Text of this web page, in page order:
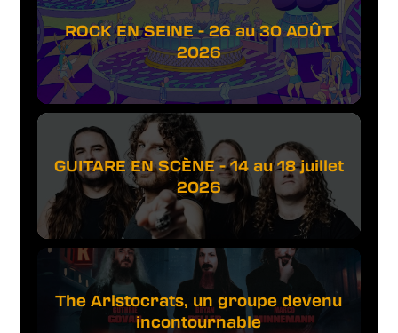
ROCK EN SEINE - 26 au 30 AOÛT
2026
GUITARE EN SCÈNE - 14 au 18 juillet
2026
The Aristocrats, un groupe devenu
incontournable